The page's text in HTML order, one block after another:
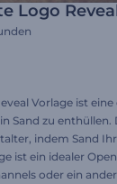
Logo
Vorlage ist eine
Sand zu enthüllen.
indem Sand
ist ein idealer
oder ein